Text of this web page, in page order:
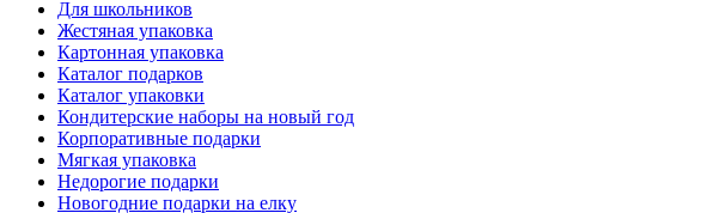
Для школьников
Жестяная упаковка
Картонная упаковка
Каталог подарков
Каталог упаковки
Кондитерские наборы на новый год
Корпоративные подарки
Мягкая упаковка
Недорогие подарки
Новогодние подарки на елку